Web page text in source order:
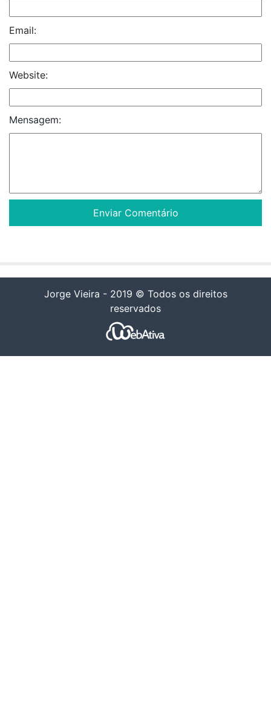
Email:
Website:
Mensagem:
Jorge Vieira - 2019 © Todos os direitos
reservados